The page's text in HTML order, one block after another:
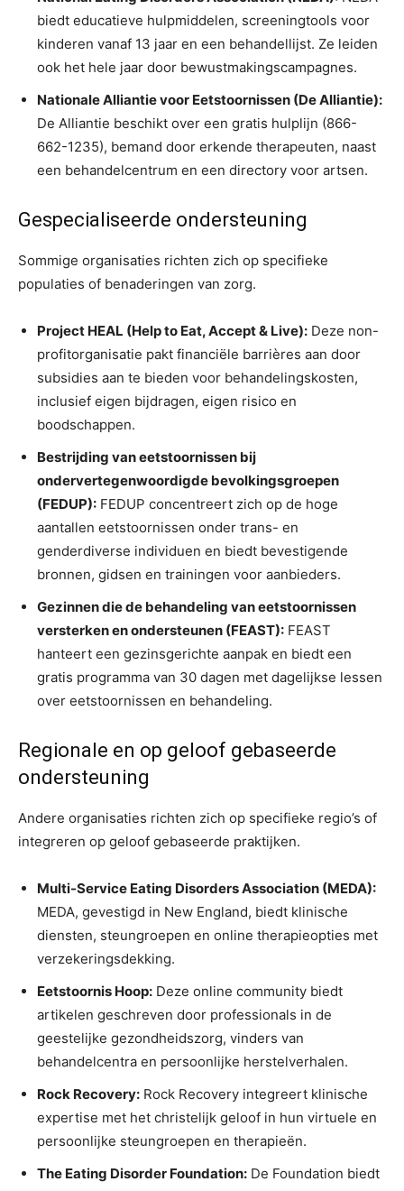
biedt educatieve hulpmiddelen, screeningtools voor
kinderen vanaf 13 jaar en een behandellijst. Ze leiden
ook het hele jaar door bewustmakingscampagnes.
Nationale Alliantie voor Eetstoornissen (De Alliantie):
De Alliantie beschikt over een gratis hulplijn (866-
662-1235), bemand door erkende therapeuten, naast
een behandelcentrum en een directory voor artsen.
Gespecialiseerde ondersteuning
Sommige organisaties richten zich op specifieke
populaties of benaderingen van zorg.
Project HEAL (Help to Eat, Accept & Live): Deze non-
profitorganisatie pakt financiële barrières aan door
subsidies aan te bieden voor behandelingskosten,
inclusief eigen bijdragen, eigen risico en
boodschappen.
Bestrijding van eetstoornissen bij
ondervertegenwoordigde bevolkingsgroepen
(FEDUP): FEDUP concentreert zich op de hoge
aantallen eetstoornissen onder trans- en
genderdiverse individuen en biedt bevestigende
bronnen, gidsen en trainingen voor aanbieders.
Gezinnen die de behandeling van eetstoornissen
versterken en ondersteunen (FEAST): FEAST
hanteert een gezinsgerichte aanpak en biedt een
gratis programma van 30 dagen met dagelijkse lessen
over eetstoornissen en behandeling.
Regionale en op geloof gebaseerde
ondersteuning
Andere organisaties richten zich op specifieke regio’s of
integreren op geloof gebaseerde praktijken.
Multi-Service Eating Disorders Association (MEDA):
MEDA, gevestigd in New England, biedt klinische
diensten, steungroepen en online therapieopties met
verzekeringsdekking.
Eetstoornis Hoop: Deze online community biedt
artikelen geschreven door professionals in de
geestelijke gezondheidszorg, vinders van
behandelcentra en persoonlijke herstelverhalen.
Rock Recovery: Rock Recovery integreert klinische
expertise met het christelijk geloof in hun virtuele en
persoonlijke steungroepen en therapieën.
The Eating Disorder Foundation: De Foundation biedt